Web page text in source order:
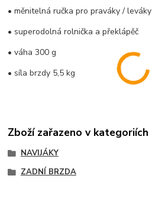
• měnitelná ručka pro praváky / leváky
• superodolná rolnička a překlápěč
• váha 300 g
• síla brzdy 5,5 kg
Zboží zařazeno v kategoriích
NAVIJÁKY
ZADNÍ BRZDA